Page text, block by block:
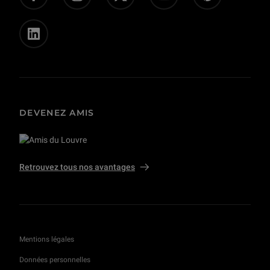
DEVENEZ AMIS
Retrouvez tous nos avantages
Mentions légales
Données personnelles